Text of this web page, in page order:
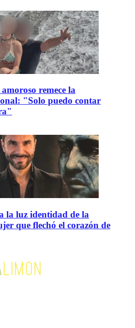
remece la
"Solo puedo contar
la luz identidad de la
que flechó el corazón de